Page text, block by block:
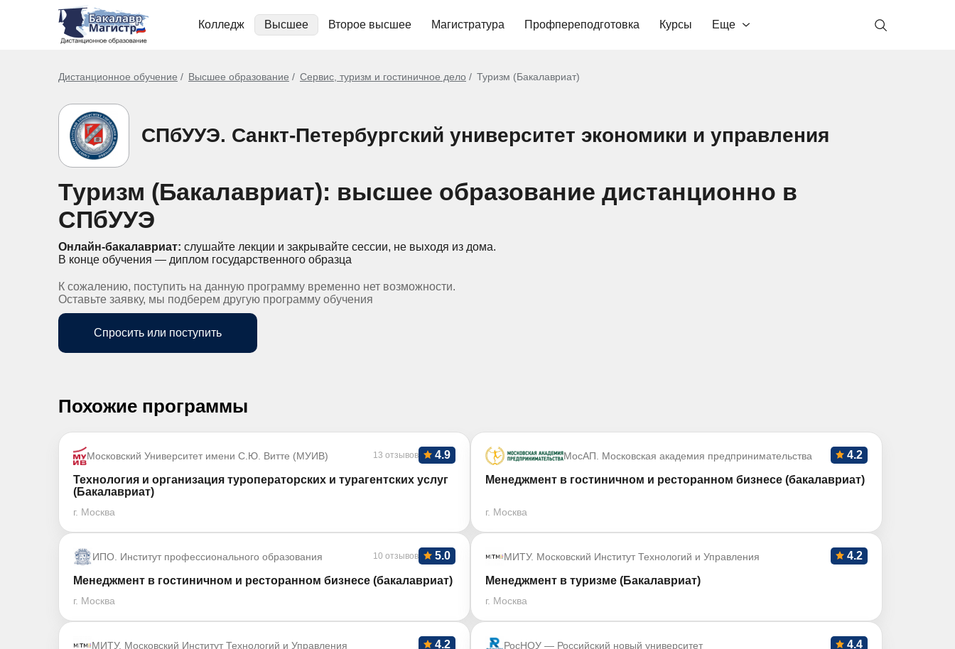
Колледж Высшее Второе высшее Магистратура Профпереподготовка Курсы Еще
Дистанционное обучение Высшее образование Сервис, туризм и гостиничное дело Туризм (Бакалавриат)
СПбУУЭ. Санкт-Петербургский университет экономики и управления
Туризм (Бакалавриат): высшее образование дистанционно в
СПбУУЭ
Онлайн-бакалавриат: слушайте лекции и закрывайте сессии, не выходя из дома.
В конце обучения — диплом государственного образца
К сожалению, поступить на данную программу временно нет возможности.
Оставьте заявку, мы подберем другую программу обучения
Спросить или поступить
Похожие программы
Московский Университет имени С.Ю. Витте (МУИВ) 13 отзывов 4.9
Технология и организация туроператорских и турагентских услуг
(Бакалавриат)
г. Москва
МосАП. Московская академия предпринимательства 4.2
Менеджмент в гостиничном и ресторанном бизнесе (бакалавриат)
г. Москва
ИПО. Институт профессионального образования 10 отзывов 5.0
Менеджмент в гостиничном и ресторанном бизнесе (бакалавриат)
г. Москва
МИТУ. Московский Институт Технологий и Управления 4.2
Менеджмент в туризме (Бакалавриат)
г. Москва
МИТУ. Московский Институт Технологий и Управления 4.2 РосНОУ — Российский новый университет 4.4